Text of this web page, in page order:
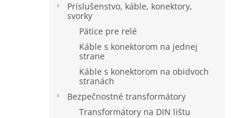
Príslušenstvo, káble, konektory,
svorky
Pätice pre relé
Káble s konektorom na jednej
strane
Káble s konektorom na obidvoch
stranách
Bezpečnostné transformátory
Transformátory na DIN lištu